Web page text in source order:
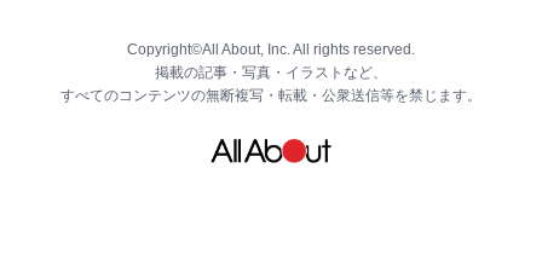
Copyright©All About, Inc. All rights reserved.
掲載の記事・写真・イラストなど、
すべてのコンテンツの無断複写・転載・公衆送信等を禁じます。